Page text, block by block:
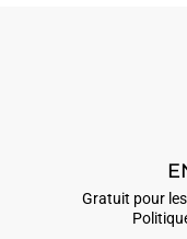
Gratuit pour